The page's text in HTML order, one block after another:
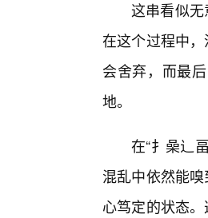
这串看似
在这个过程中
会舍弃，而最
地。
在“扌喿辶
混乱中依然能
心笃定的状态